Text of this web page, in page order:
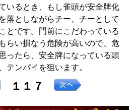
いるとき、もし雀頭が安全牌化
落としながらチー、チーとして
とです。門前にこだわっている
らい損なう危険が高いので、危
ったら、安全牌になっている頭
テンパイを狙います。
１１７